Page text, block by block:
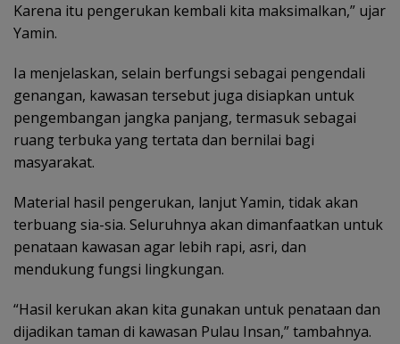
Karena itu pengerukan kembali kita maksimalkan,” ujar
Yamin.
Ia menjelaskan, selain berfungsi sebagai pengendali
genangan, kawasan tersebut juga disiapkan untuk
pengembangan jangka panjang, termasuk sebagai
ruang terbuka yang tertata dan bernilai bagi
masyarakat.
Material hasil pengerukan, lanjut Yamin, tidak akan
terbuang sia-sia. Seluruhnya akan dimanfaatkan untuk
penataan kawasan agar lebih rapi, asri, dan
mendukung fungsi lingkungan.
“Hasil kerukan akan kita gunakan untuk penataan dan
dijadikan taman di kawasan Pulau Insan,” tambahnya.